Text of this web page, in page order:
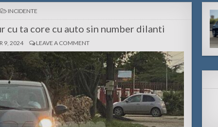
POSTED
IN
INCIDENTE
cu ta core cu auto sin number dilanti
9, 2024 LEAVE A COMMENT